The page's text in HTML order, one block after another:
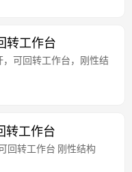
回转工作台
可回转工作台，刚性结
转工作台
回转工作台 刚性结构